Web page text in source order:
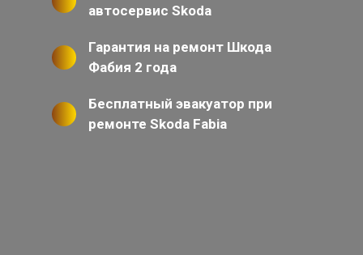
автосервис Skoda
Гарантия на ремонт Шкода
Фабия 2 года
Бесплатный эвакуатор при
ремонте Skoda Fabia